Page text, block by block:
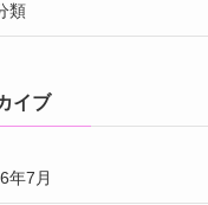
類
イブ
年7月